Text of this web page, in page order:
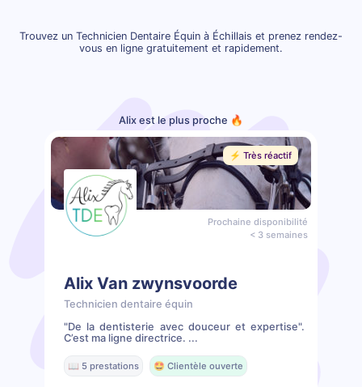
Trouvez un Technicien Dentaire Équin à Échillais et prenez rendez-
vous en ligne gratuitement et rapidement.
Alix est le plus proche 🔥
⚡️ Très réactif
Prochaine disponibilité
< 3 semaines
Alix Van zwynsvoorde
Technicien dentaire équin
"De la dentisterie avec douceur et expertise".
C’est ma ligne directrice. ...
📖 5 prestations 🤩 Clientèle ouverte